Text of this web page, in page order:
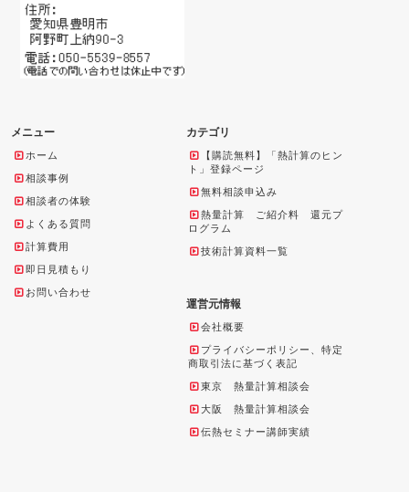
メニュー
ホーム
相談事例
相談者の体験
よくある質問
計算費用
即日見積もり
お問い合わせ
カテゴリ
【購読無料】「熱計算のヒン
ト」登録ページ
無料相談申込み
熱量計算 ご紹介料 還元プ
ログラム
技術計算資料一覧
運営元情報
会社概要
プライバシーポリシー、特定
商取引法に基づく表記
東京 熱量計算相談会
大阪 熱量計算相談会
伝熱セミナー講師実績